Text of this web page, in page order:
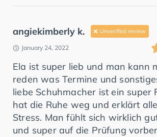
angiekimberly k. Unverified review
January 24, 2022
Ela ist super lieb und man kann
reden was Termine und
liebe Schuhmacher ist ein super
hat die Ruhe weg und erklärt
Stress. Man fühlt sich wirklich
und super auf die Prüfung